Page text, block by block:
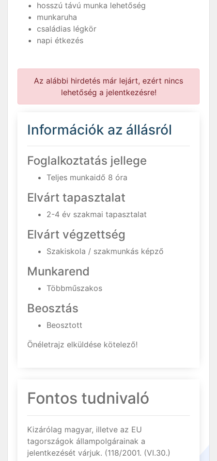
hosszú távú munka lehetőség
munkaruha
családias légkör
napi étkezés
Az alábbi hirdetés már lejárt, ezért nincs
lehetőség a jelentkezésre!
Információk az állásról
Foglalkoztatás jellege
Teljes munkaidő 8 óra
Elvárt tapasztalat
2-4 év szakmai tapasztalat
Elvárt végzettség
Szakiskola / szakmunkás képző
Munkarend
Többműszakos
Beosztás
Beosztott
Önéletrajz elküldése kötelező!
Fontos tudnivaló
Kizárólag magyar, illetve az EU
tagországok állampolgárainak a
jelentkezését várjuk. (118/2001. (VI.30.)